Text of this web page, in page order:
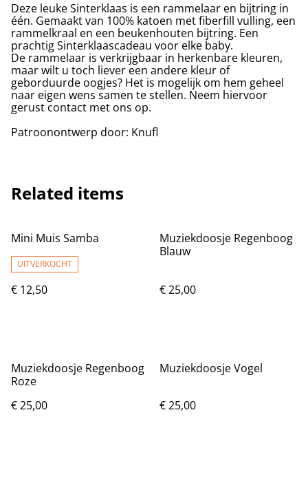
Deze leuke Sinterklaas is een rammelaar en bijtring in
één. Gemaakt van 100% katoen met fiberfill vulling, een
rammelkraal en een beukenhouten bijtring. Een
prachtig Sinterklaascadeau voor elke baby.
De rammelaar is verkrijgbaar in herkenbare kleuren,
maar wilt u toch liever een andere kleur of
geborduurde oogjes? Het is mogelijk om hem geheel
naar eigen wens samen te stellen. Neem hiervoor
gerust contact met ons op.
Patroonontwerp door: Knufl
Related items
Mini Muis Samba
UITVERKOCHT
€ 12,50
Muziekdoosje Regenboog
Blauw
€ 25,00
Muziekdoosje Regenboog
Roze
€ 25,00
Muziekdoosje Vogel
€ 25,00